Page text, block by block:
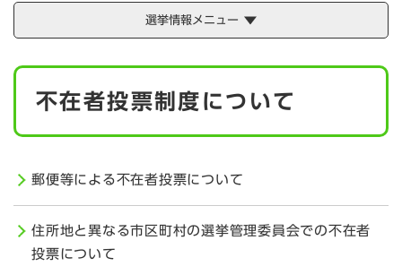
選挙情報メニュー
本
不在者投票制度について
郵便等による不在者投票について
住所地と異なる市区町村の選挙管理委員会での不在者
投票について